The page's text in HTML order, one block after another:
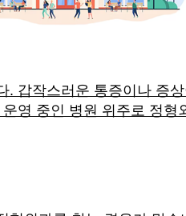
갑작스러운 통증이나 증
영 중인 병원 위주로 정